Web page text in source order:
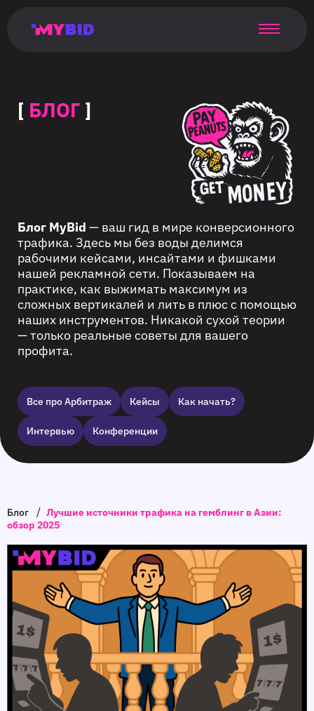
таргетинг
страница
targeting
monetization
[ БЛОГ ]
Блог MyBid — ваш гид в мире конверсионного
трафика. Здесь мы без воды делимся
рабочими кейсами, инсайтами и фишками
нашей рекламной сети. Показываем на
практике, как выжимать максимум из
сложных вертикалей и лить в плюс с помощью
наших инструментов. Никакой сухой теории
— только реальные советы для вашего
профита.
Все про Арбитраж Кейсы Как начать?
Интервью Конференции
Блог / Лучшие источники трафика на гемблинг в Азии:
обзор 2025